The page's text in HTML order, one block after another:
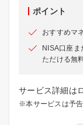
ポイント
おすすめマ
NISA口座
ただける無
サービス詳細は
※本サービスは予告